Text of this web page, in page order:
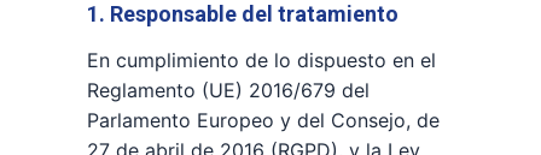
1. Responsable del tratamiento
En cumplimiento de lo dispuesto en el
Reglamento (UE) 2016/679 del
Parlamento Europeo y del Consejo, de